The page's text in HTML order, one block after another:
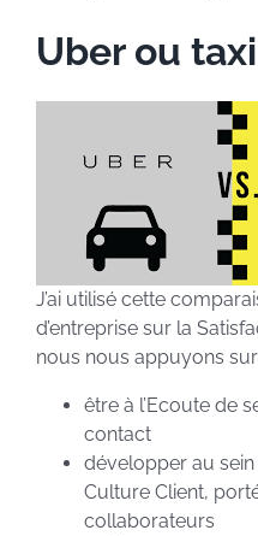
Uber ou
J’ai utilisé cette
d’entreprise sur la
nous nous appuyons
être à l’Ecoute de
contact
développer au sein
Culture Client,
collaborateurs